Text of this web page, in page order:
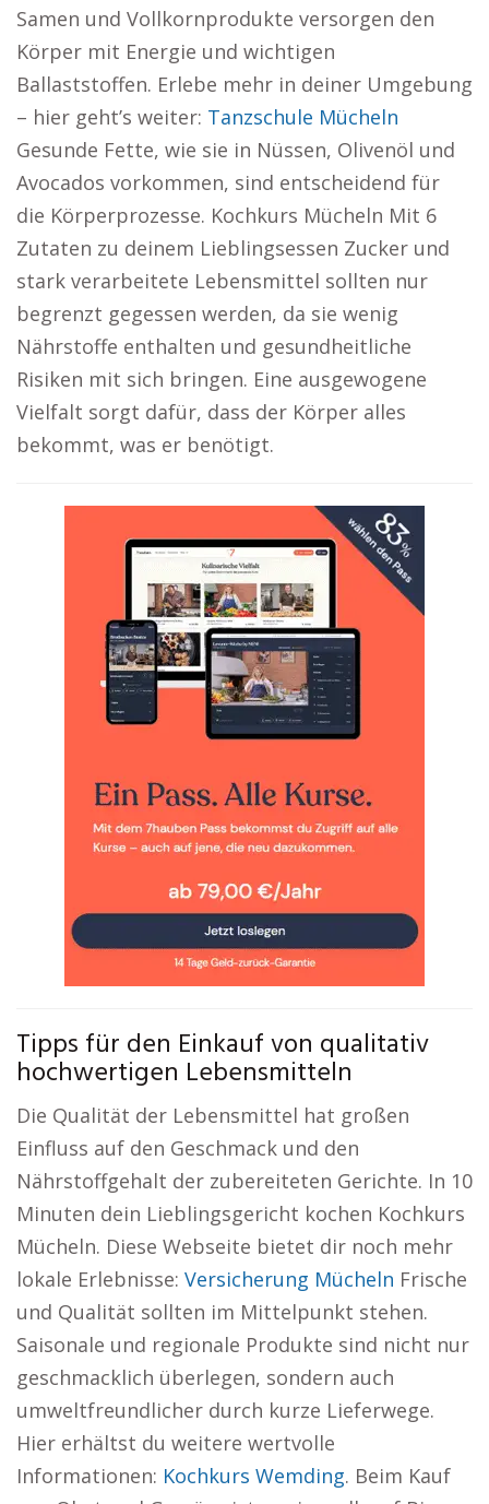
Samen und Vollkornprodukte versorgen den
Körper mit Energie und wichtigen
Ballaststoffen. Erlebe mehr in deiner Umgebung
– hier geht’s weiter: Tanzschule Mücheln
Gesunde Fette, wie sie in Nüssen, Olivenöl und
Avocados vorkommen, sind entscheidend für
die Körperprozesse. Kochkurs Mücheln Mit 6
Zutaten zu deinem Lieblingsessen Zucker und
stark verarbeitete Lebensmittel sollten nur
begrenzt gegessen werden, da sie wenig
Nährstoffe enthalten und gesundheitliche
Risiken mit sich bringen. Eine ausgewogene
Vielfalt sorgt dafür, dass der Körper alles
bekommt, was er benötigt.
Tipps für den Einkauf von qualitativ
hochwertigen Lebensmitteln
Die Qualität der Lebensmittel hat großen
Einfluss auf den Geschmack und den
Nährstoffgehalt der zubereiteten Gerichte. In 10
Minuten dein Lieblingsgericht kochen Kochkurs
Mücheln. Diese Webseite bietet dir noch mehr
lokale Erlebnisse: Versicherung Mücheln Frische
und Qualität sollten im Mittelpunkt stehen.
Saisonale und regionale Produkte sind nicht nur
geschmacklich überlegen, sondern auch
umweltfreundlicher durch kurze Lieferwege.
Hier erhältst du weitere wertvolle
Informationen: Kochkurs Wemding. Beim Kauf